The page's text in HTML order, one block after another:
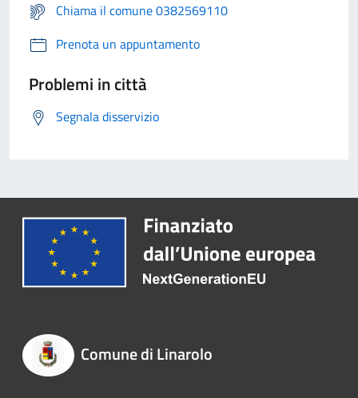
Chiama il comune 0382569110
Prenota un appuntamento
Problemi in città
Segnala disservizio
Comune di Linarolo